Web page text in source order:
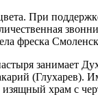
При
фреска
занимает
(Глухарев).
изящный храм с